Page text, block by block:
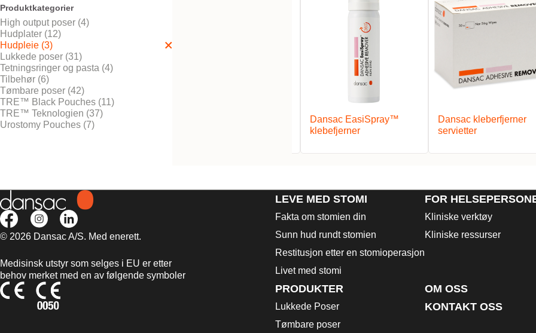
Produktkategorier
High output poser (4)
Hudplater (12)
Hudpleie (3)
Lukkede poser (31)
Tetningsringer og pasta (4)
Tilbehør (6)
Tømbare poser (42)
TRE™ Black Pouches (11)
TRE™ Teknologien (37)
Urostomy Pouches (7)
Dansac EasiSpray™
klebefjerner
Dansac kleberfjerner
servietter
© 2026 Dansac A/S. Med enerett.
Medisinsk utstyr som selges i EU er etter
behov merket med en av følgende symboler
LEVE MED STOMI
Fakta om stomien din
Sunn hud rundt stomien
Restitusjon etter en stomioperasjon
Livet med stomi
FOR
Kliniske verktøy
Kliniske ressurser
PRODUKTER
Lukkede Poser
Tømbare poser
OM OSS
KONTAKT OSS